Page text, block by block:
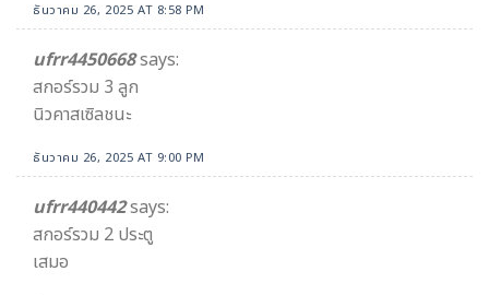
ธันวาคม 26, 2025 AT 8:58 PM
ufrr4450668says:
สกอร์รวม 3 ลูก
นิวคาสเซิลชนะ
ธันวาคม 26, 2025 AT 9:00 PM
ufrr440442says:
สกอร์รวม 2 ประตู
เสมอ